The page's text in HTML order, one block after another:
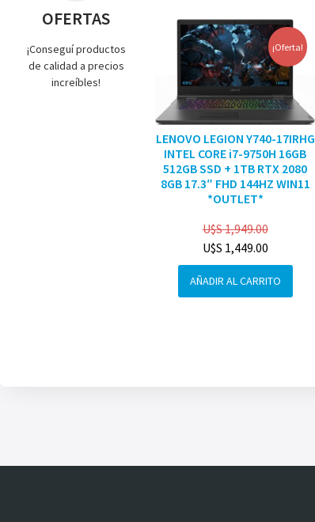
OFERTAS
¡Conseguí productos
de calidad a precios
increíbles!
¡Oferta!
LENOVO LEGION Y740-17IRHG
INTEL CORE i7-9750H 16GB
512GB SSD + 1TB RTX 2080
8GB 17.3″ FHD 144HZ WIN11
*OUTLET*
U$S1,949.00
U$S 1,449.00
AÑADIR AL CARRITO